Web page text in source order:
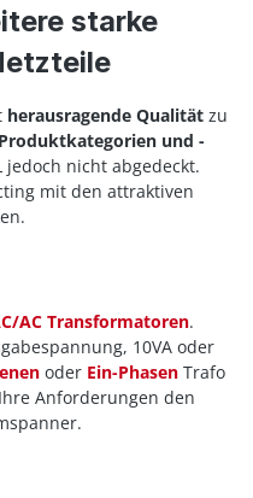
starke
herausragende Qualität zu
Produktkategorien und -
jedoch nicht abgedeckt.
mit den attraktiven
AC Transformatoren.
10VA oder
oder Ein-Phasen Trafo
Anforderungen den